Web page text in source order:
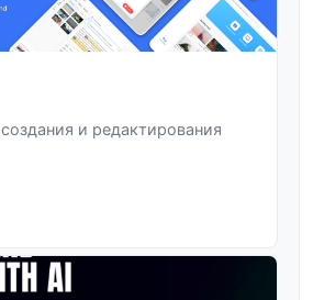
и редактирования